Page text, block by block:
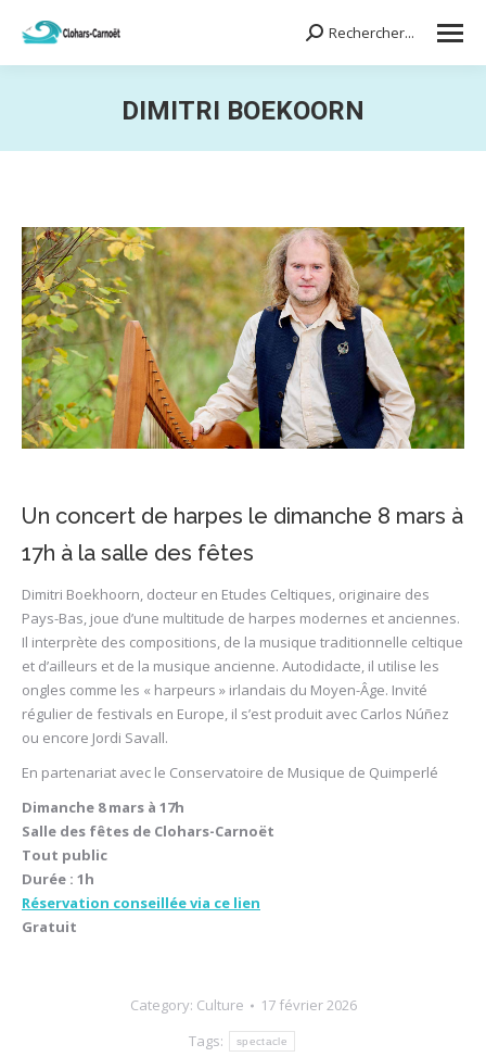
Search:Rechercher...
DIMITRI BOEKOORN
Un concert de harpes le dimanche 8 mars à
17h à la salle des fêtes
Dimitri Boekhoorn, docteur en Etudes Celtiques, originaire des
Pays-Bas, joue d’une multitude de harpes modernes et anciennes.
Il interprète des compositions, de la musique traditionnelle celtique
et d’ailleurs et de la musique ancienne. Autodidacte, il utilise les
ongles comme les « harpeurs » irlandais du Moyen-Âge. Invité
régulier de festivals en Europe, il s’est produit avec Carlos Núñez
ou encore Jordi Savall.
En partenariat avec le Conservatoire de Musique de Quimperlé
Dimanche 8 mars à 17h
Salle des fêtes de Clohars-Carnoët
Tout public
Durée : 1h
Réservation conseillée via ce lien
Gratuit
Category: Culture
17 février 2026
Tags:
spectacle